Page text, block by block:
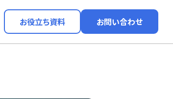
お役立ち資料 お問い合わせ